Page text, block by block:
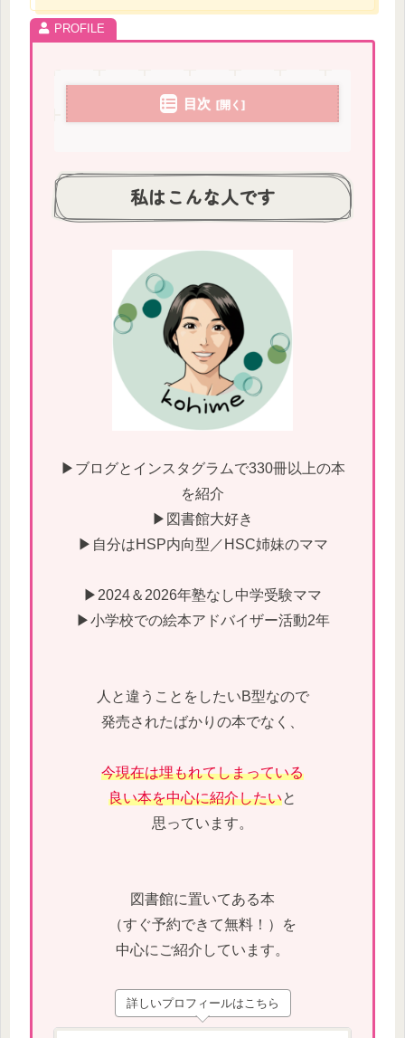
目次
私はこんな人です
▶ブログとインスタグラムで330冊以上の本
を紹介
▶図書館大好き
▶自分はHSP内向型／HSC姉妹のママ
▶2024＆2026年塾なし中学受験ママ
▶小学校での絵本アドバイザー活動2年
人と違うことをしたいB型なので
発売されたばかりの本でなく、
今現在は埋もれてしまっている
良い本を中心に紹介したいと
思っています。
図書館に置いてある本
（すぐ予約できて無料！）を
中心にご紹介しています。
詳しいプロフィールはこちら